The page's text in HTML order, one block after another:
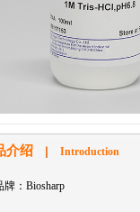
介绍 Introduction
牌：Biosharp